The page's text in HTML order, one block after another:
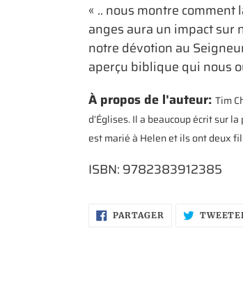
« .. nous montre
anges aura un impact sur
notre dévotion au
aperçu biblique qui nous
À propos de l'auteur: Tim
d’Églises. Il a beaucoup écrit sur
est marié à Helen et ils ont deux
ISBN: 9782383912385
PARTAGER PARTAGER
SUR